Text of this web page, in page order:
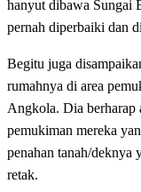
hanyut dibawa Sungai
pernah diperbaiki dan
Begitu juga
rumahnya di area
Angkola. Dia berharap
pemukiman mereka
penahan tanah/deknya
retak.